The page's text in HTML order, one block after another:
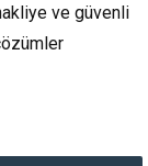
ve güvenli